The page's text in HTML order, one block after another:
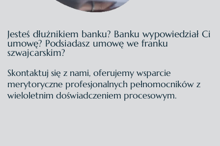
Jesteś dłużnikiem banku? Banku wypowiedział Ci
umowę? Podsiadasz umowę we franku
szwajcarskim?
Skontaktuj się z nami, oferujemy wsparcie
merytoryczne profesjonalnych pełnomocników z
wieloletnim doświadczeniem procesowym.